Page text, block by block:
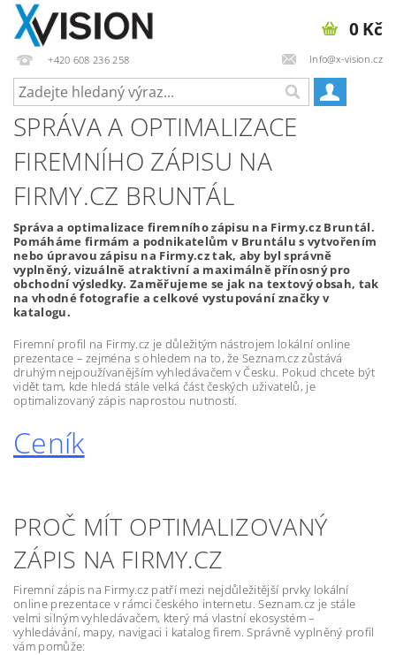
+420 608 236 258 Info@x-vision.cz
0 Kč
SPRÁVA A OPTIMALIZACE
FIREMNÍHO ZÁPISU NA
FIRMY.CZ BRUNTÁL
Správa a optimalizace firemního zápisu na Firmy.cz Bruntál.
Pomáháme firmám a podnikatelům v Bruntálu s vytvořením
nebo úpravou zápisu na Firmy.cz tak, aby byl správně
vyplněný, vizuálně atraktivní a maximálně přínosný pro
obchodní výsledky. Zaměřujeme se jak na textový obsah, tak
na vhodné fotografie a celkové vystupování značky v
katalogu.
Firemní profil na Firmy.cz je důležitým nástrojem lokální online
prezentace – zejména s ohledem na to, že Seznam.cz zůstává
druhým nejpoužívanějším vyhledávačem v Česku. Pokud chcete být
vidět tam, kde hledá stále velká část českých uživatelů, je
optimalizovaný zápis naprostou nutností.
Ceník
PROČ MÍT OPTIMALIZOVANÝ
ZÁPIS NA FIRMY.CZ
Firemní zápis na Firmy.cz patří mezi nejdůležitější prvky lokální
online prezentace v rámci českého internetu. Seznam.cz je stále
velmi silným vyhledávačem, který má vlastní ekosystém –
vyhledávání, mapy, navigaci i katalog firem. Správně vyplněný profil
vám pomůže: